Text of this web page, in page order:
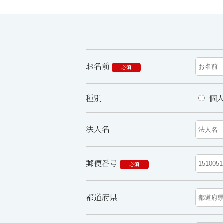
お名前 必須
種別 個
法人名
郵便番号 必須
都道府県